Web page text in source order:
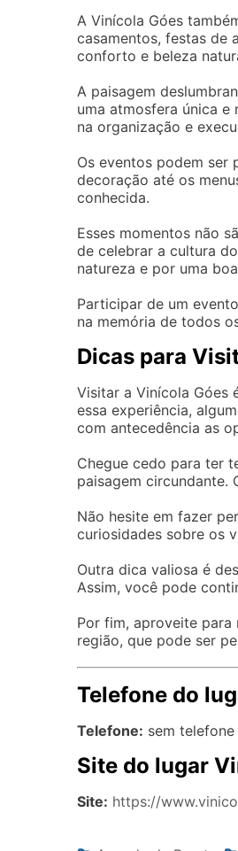
A Vinícola Góes
casamentos, festas de
conforto e beleza
A paisagem
uma atmosfera única
na organização e
Os eventos podem ser
decoração até os
conhecida.
Esses momentos não
de celebrar a cultura
natureza e por uma
Participar de um
na memória de todos
Dicas para
Visitar a Vinícola Góes
essa experiência,
com antecedência as
Chegue cedo para ter
paisagem circundante.
Não hesite em fazer
curiosidades sobre os
Outra dica valiosa é
Assim, você pode
Por fim, aproveite para
região, que pode ser
Telefone do
Telefone: sem
Site do lugar
Site: https://